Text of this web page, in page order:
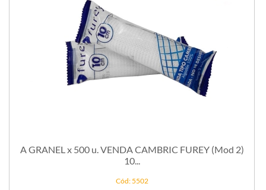
A GRANEL x 500 u. VENDA CAMBRIC FUREY (Mod 2)
10...
Cód: 5502